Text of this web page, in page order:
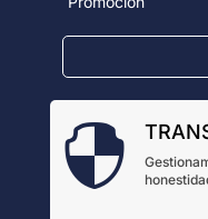
